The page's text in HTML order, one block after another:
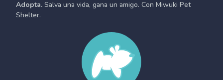
Adopta. Salva una vida, gana un amigo. Con Miwuki Pet
Shelter.